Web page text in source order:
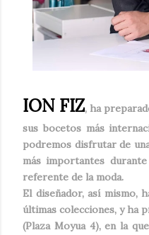
ION FIZ, ha
sus bocetos más
podremos disfrutar de
más importantes
referente de la moda.
El diseñador, así mismo,
últimas colecciones, y ha
(Plaza Moyua 4), en la